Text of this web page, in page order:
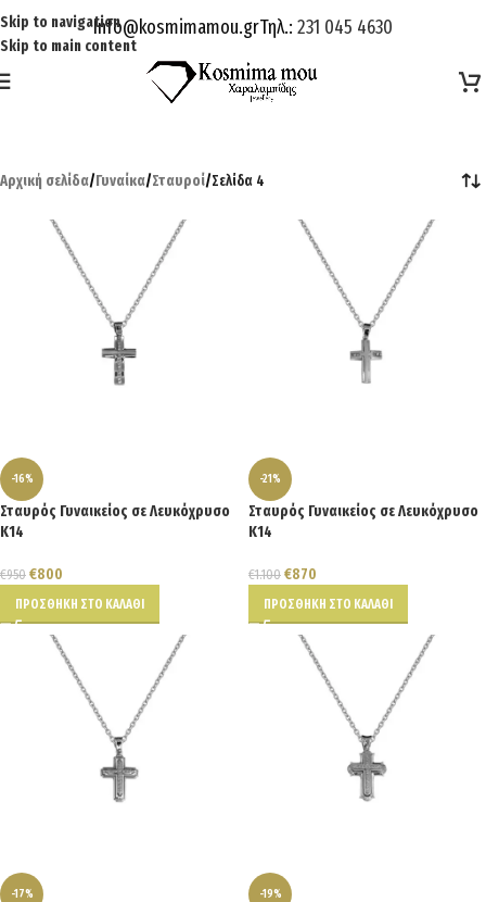
Skip to navigation
Skip to main content
Info@kosmimamou.grΤηλ.: 231 045 4630
Αρχική σελίδα/Γυναίκα/Σταυροί/Σελίδα 4
-16%
Σταυρός Γυναικείος σε Λευκόχρυσο
Κ14
€950 €800
ΠΡΟΣΘΉΚΗ ΣΤΟ ΚΑΛΆΘΙ
-21%
Σταυρός Γυναικείος σε Λευκόχρυσο
Κ14
€1.100 €870
ΠΡΟΣΘΉΚΗ ΣΤΟ ΚΑΛΆΘΙ
-17% -19%